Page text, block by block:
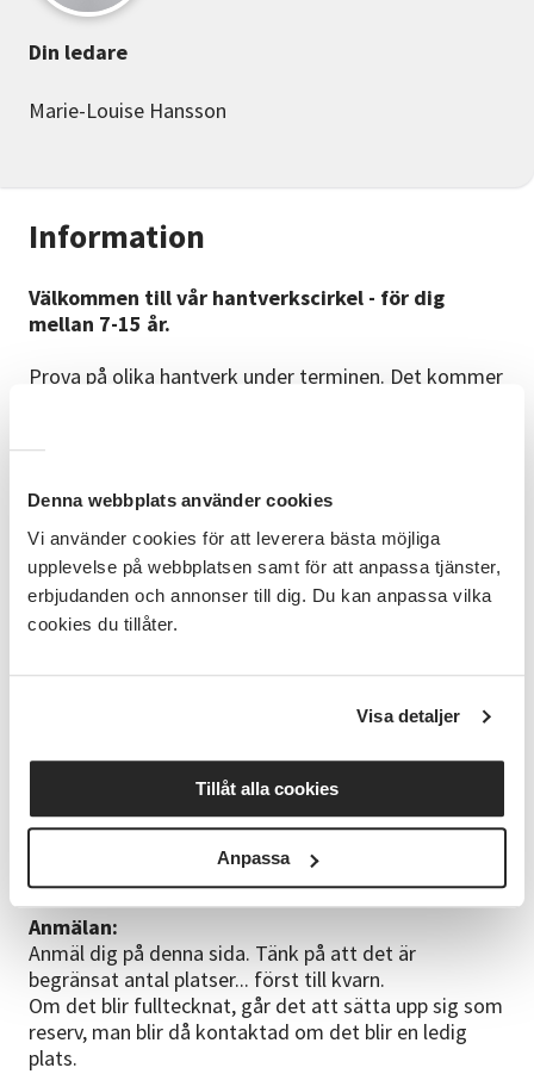
Denna webbplats använder cookies
Vi använder cookies för att leverera bästa möjliga
upplevelse på webbplatsen samt för att anpassa tjänster,
erbjudanden och annonser till dig. Du kan anpassa vilka
cookies du tillåter.
Visa detaljer
Tillåt alla cookies
Anpassa
Information
Välkommen till vår hantverkscirkel - för dig
mellan 7-15 år.
Prova på olika hantverk under terminen. Det kommer
Tovning, sömnad, ljusstöpning, lera - allt är möjligt,
Lokal:
Vi håller till i källaren till Lyckhem, Långgatan 9,
Lödöse.
Kostnad:
För mer information:
för att komma till Slöjdklubben Lövets
Facebook sida.
Det går även att maila på
slojdklubben.lovet@gmail.com.
Anmälan:
Anmäl dig på denna sida. Tänk på att det är
begränsat antal platser... först till kvarn.
Om det blir fulltecknat, går det att sätta upp sig som
reserv, man blir då kontaktad om det blir en ledig
plats.
Din ledare
Marie-Louise Hansson